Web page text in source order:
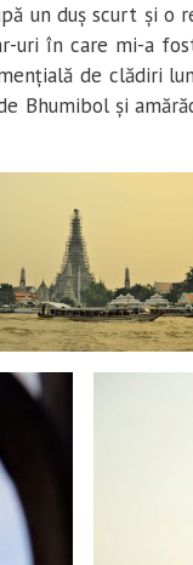
un duș scurt și o
uri în care mi-a
de clădiri
Bhumibol și